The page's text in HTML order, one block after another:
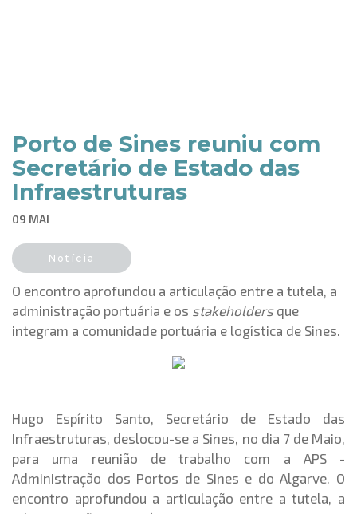
Porto de Sines reuniu com
Secretário de Estado das
Infraestruturas
09 MAI
Notícia
O encontro aprofundou a articulação entre a tutela, a
administração portuária e os stakeholdersque
integram a comunidade portuária e logística de Sines.
Hugo Espírito Santo, Secretário de Estado das
Infraestruturas, deslocou-se a Sines, no dia 7 de Maio,
para uma reunião de trabalho com a APS -
Administração dos Portos de Sines e do Algarve. O
encontro aprofundou a articulação entre a tutela, a